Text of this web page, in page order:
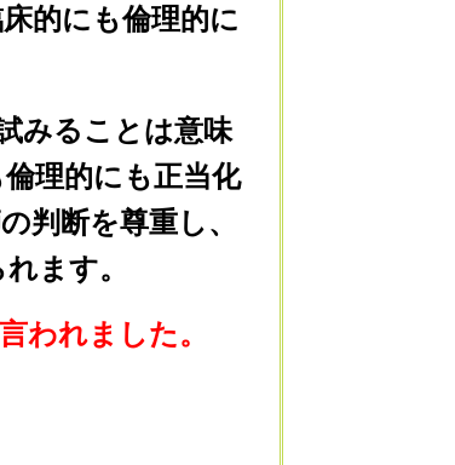
的にも倫理的に
みることは意味
理的にも正当化
判断を尊重し、
ます。
われました。